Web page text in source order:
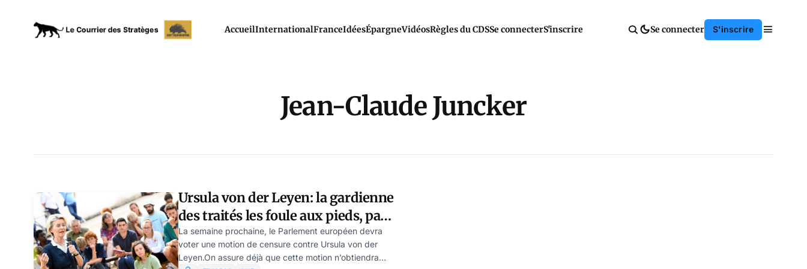
AccueilInternationalFranceIdéesÉpargneVidéosRègles du CDSSe connecterS'inscrire Se connecter S'inscrire
Jean-Claude Juncker
Ursula von der Leyen: la gardienne
des traités les foule aux pieds, par
Ulrike Reisner
La semaine prochaine, le Parlement européen devra
voter une motion de censure contre Ursula von der
Leyen.On assure déjà que cette motion n’obtiendra